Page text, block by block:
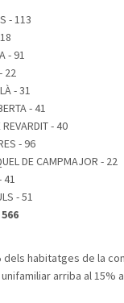
- 113
- 91
22
- 31
- 41
REVARDIT - 40
- 96
DE CAMPMAJOR - 22
41
- 51
habitatges de la
arriba al 15%